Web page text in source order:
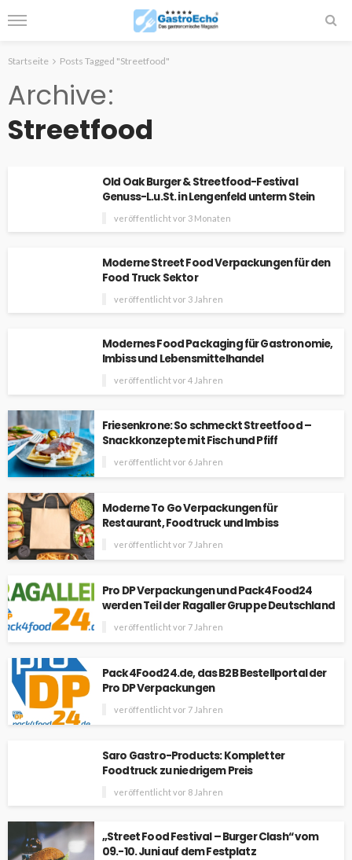
Startseite Posts Tagged "Streetfood"
Archive
Streetfood
Old Oak Burger & Streetfood-Festival
Genuss-L.u.St. in Lengenfeld unterm Stein
veröffentlicht vor 3 Monaten
Moderne Street Food Verpackungen für den
Food Truck Sektor
veröffentlicht vor 3 Jahren
Modernes Food Packaging für Gastronomie,
Imbiss und Lebensmittelhandel
veröffentlicht vor 4 Jahren
Friesenkrone: So schmeckt Streetfood –
Snackkonzepte mit Fisch und Pfiff
veröffentlicht vor 6 Jahren
Moderne To Go Verpackungen für
Restaurant, Foodtruck und Imbiss
veröffentlicht vor 7 Jahren
Pro DP Verpackungen und Pack4Food24
werden Teil der Ragaller Gruppe Deutschland
veröffentlicht vor 7 Jahren
Pack4Food24.de, das B2B Bestellportal der
Pro DP Verpackungen
veröffentlicht vor 7 Jahren
Saro Gastro-Products: Kompletter
Foodtruck zu niedrigem Preis
veröffentlicht vor 8 Jahren
„Street Food Festival – Burger Clash“ vom
09.-10. Juni auf dem Festplatz